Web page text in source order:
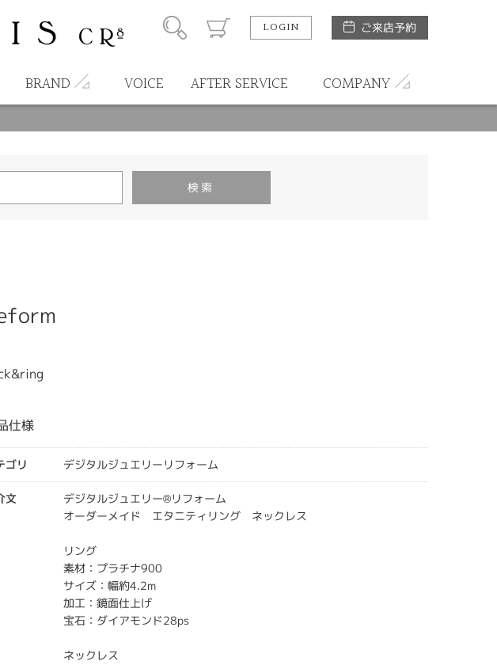
LOGIN ご来店予約
BRAND VOICE AFTER SERVICE COMPANY
仕様
ゴリ デジタルジュエリーリフォーム
文
デジタルジュエリー®リフォーム
オーダーメイド エタニティリング ネックレス
リング
素材：プラチナ900
サイズ：幅約4.2m
加工：鏡面仕上げ
宝石：ダイアモンド28ps
ネックレス